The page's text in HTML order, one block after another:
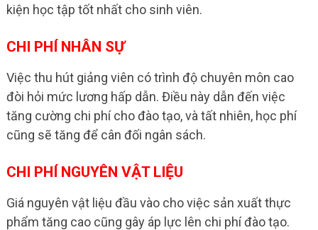
kiện học tập tốt nhất cho sinh viên.
CHI PHÍ NHÂN SỰ
Việc thu hút giảng viên có trình độ chuyên môn cao
đòi hỏi mức lương hấp dẫn. Điều này dẫn đến việc
tăng cường chi phí cho đào tạo, và tất nhiên, học phí
cũng sẽ tăng để cân đối ngân sách.
CHI PHÍ NGUYÊN VẬT LIỆU
Giá nguyên vật liệu đầu vào cho việc sản xuất thực
phẩm tăng cao cũng gây áp lực lên chi phí đào tạo.